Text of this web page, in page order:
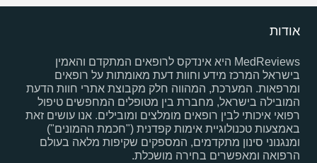
אודות
MedReviews היא אינדקס לרופאים המתקדם והאמין
בישראל המרכז מידע וחוות דעת מאומתות על רופאים
ומרפאות. המערכת, המהווה חלק מקבוצת אתרי חוות הדעת
המובילה בישראל, מחברת בין מטופלים המחפשים טיפול
רפואי איכותי לבין רופאים מומלצים ומובילים. אנו עושים זאת
באמצעות טכנולוגיית אימות קפדנית ("חכמת ההמונים")
ומנגנוני סינון מתקדמים, המספקים שקיפות מלאה בעולם
הרפואה ומאפשרים בחירה מושכלת.